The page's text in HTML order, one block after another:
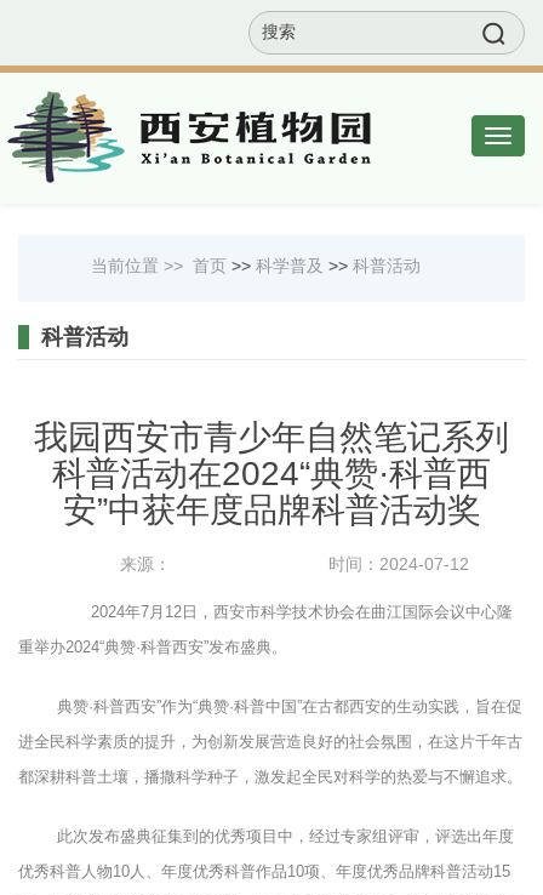
当前位置 >> 首页 >> 科学普及 >> 科普活动
科普活动
我园西安市青少年自然笔记系列
科普活动在2024“典赞·科普西
安”中获年度品牌科普活动奖
来源： 时间：2024-07-12
2024年7 月 12日，西安市科学技术协会在曲江国际会议中心隆
重举办2024“典赞·科普西安”发布盛典。
典赞·科普西安”作为“典赞·科普中国”在古都西安的生动实践，旨在促
进全民科学素质的提升，为创新发展营造良好的社会氛围，在这片千年古
都深耕科普土壤，播撒科学种子，激发起全民对科学的热爱与不懈追求。
此次发布盛典征集到的优秀项目中，经过专家组评审，评选出年度
优秀科普人物10 人、年度优秀科普作品10项、年度优秀品牌科普活动15